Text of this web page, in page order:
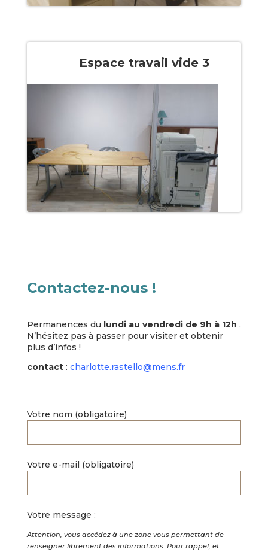
Espace travail vide 3
Contactez-nous !
Permanences du lundi au vendredi de 9h à 12h .
N’hésitez pas à passer pour visiter et obtenir
plus d’infos !
contact: charlotte.rastello@mens.fr
Votre nom (obligatoire)
Votre e-mail (obligatoire)
Votre message :
Attention, vous accédez à une zone vous permettant de
renseigner librement des informations. Pour rappel, et